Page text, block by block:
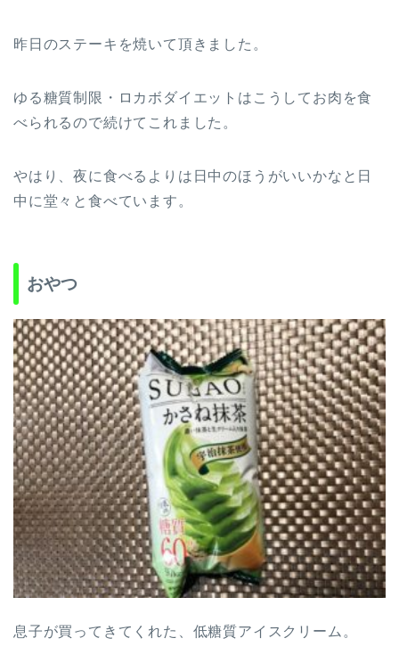
昨日のステーキを焼いて頂きました。
ゆる糖質制限・ロカボダイエットはこうしてお肉を食
べられるので続けてこれました。
やはり、夜に食べるよりは日中のほうがいいかなと日
中に堂々と食べています。
おやつ
息子が買ってきてくれた、低糖質アイスクリーム。